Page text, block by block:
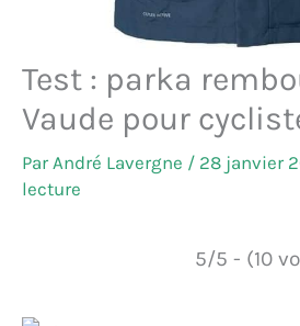
Test : parka
Vaude pour
ParAndré Lavergne / 28 janvier
lecture
5/5 - (10